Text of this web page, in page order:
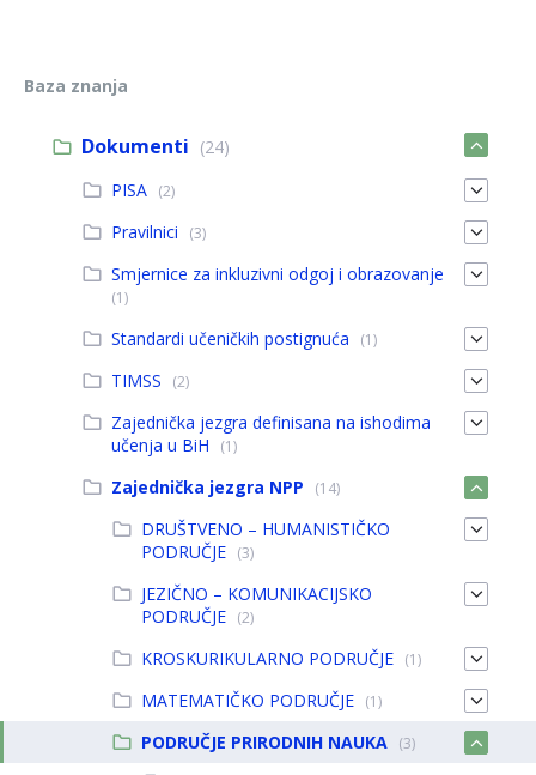
Baza znanja
Dokumenti (24)
PISA (2)
Pravilnici (3)
Smjernice za inkluzivni odgoj i obrazovanje
(1)
Standardi učeničkih postignuća (1)
TIMSS (2)
Zajednička jezgra definisana na ishodima
učenja u BiH
(1)
Zajednička jezgra NPP (14)
DRUŠTVENO – HUMANISTIČKO
PODRUČJE (3)
JEZIČNO – KOMUNIKACIJSKO
PODRUČJE (2)
KROSKURIKULARNO PODRUČJE (1)
MATEMATIČKO PODRUČJE (1)
PODRUČJE PRIRODNIH NAUKA (3)